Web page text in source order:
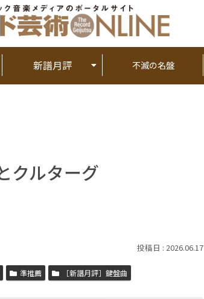
新譜月評 不滅の名盤
クルターグ
2026.06.17
準推薦 ［新譜月評］鍵盤曲